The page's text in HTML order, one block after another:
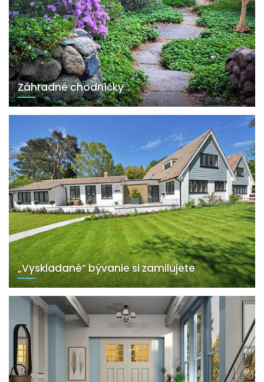
Záhradné chodníčky
„Vyskladané“ bývanie si zamilujete